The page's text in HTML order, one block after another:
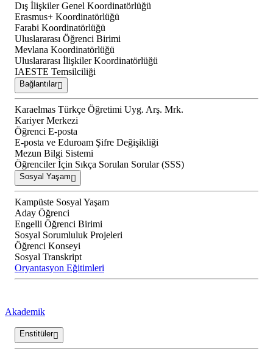
Dış İlişkiler Genel Koordinatörlüğü
Erasmus+ Koordinatörlüğü
Farabi Koordinatörlüğü
Uluslararası Öğrenci Birimi
Mevlana Koordinatörlüğü
Uluslararası İlişkiler Koordinatörlüğü
IAESTE Temsilciliği
Bağlantılar
Karaelmas Türkçe Öğretimi Uyg. Arş. Mrk.
Kariyer Merkezi
Öğrenci E-posta
E-posta ve Eduroam Şifre Değişikliği
Mezun Bilgi Sistemi
Öğrenciler İçin Sıkça Sorulan Sorular (SSS)
Sosyal Yaşam
Kampüste Sosyal Yaşam
Aday Öğrenci
Engelli Öğrenci Birimi
Sosyal Sorumluluk Projeleri
Öğrenci Konseyi
Sosyal Transkript
Oryantasyon Eğitimleri
Akademik
Enstitüler